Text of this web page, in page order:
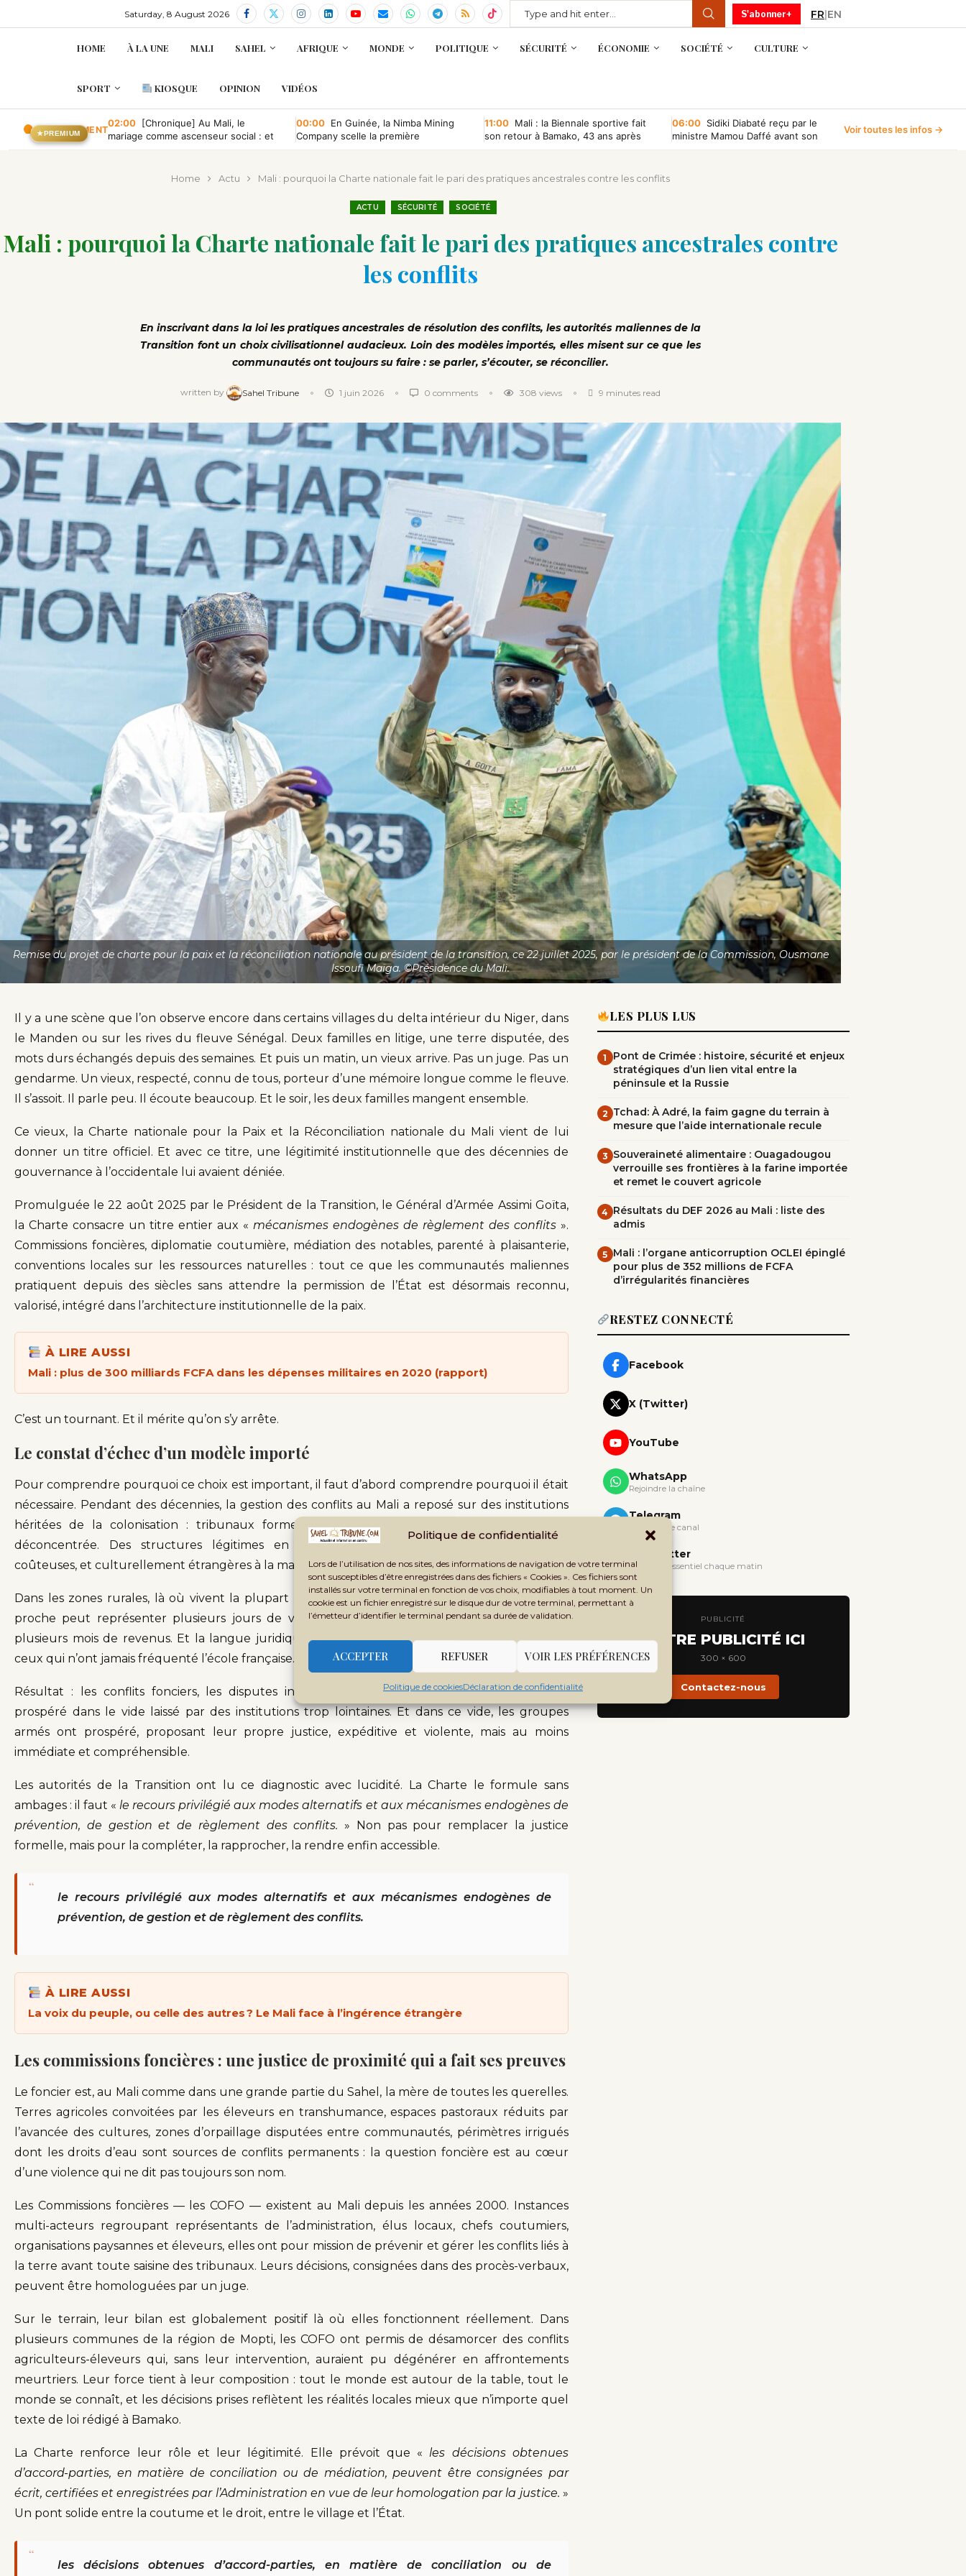
Politique de confidentialité
Lors de l’utilisation de nos sites, des informations de navigation de votre terminal
sont susceptibles d’être enregistrées dans des fichiers « Cookies ». Ces fichiers sont
installés sur votre terminal en fonction de vos choix, modifiables à tout moment. Un
cookie est un fichier enregistré sur le disque dur de votre terminal, permettant à
l’émetteur d’identifier le terminal pendant sa durée de validation.
ACCEPTER REFUSER VOIR LES PRÉFÉRENCES
Politique de cookiesDéclaration de confidentialité
Saturday, 8 August 2026 S'abonner+ FR|EN
HOME À LA UNE MALI SAHEL AFRIQUE MONDE POLITIQUE SÉCURITÉ ÉCONOMIE SOCIÉTÉ CULTURE
SPORT KIOSQUE OPINION VIDÉOS
EN CE MOMENT
★PREMIUM
02:00 [Chronique] Au Mali, le
mariage comme ascenseur social : et
00:00 En Guinée, la Nimba Mining
Company scelle la première
11:00 Mali : la Biennale sportive fait
son retour à Bamako, 43 ans après
06:00 Sidiki Diabaté reçu par le
ministre Mamou Daffé avant son
Voir toutes les infos →
Home Actu Mali : pourquoi la Charte nationale fait le pari des pratiques ancestrales contre les conflits
ACTU SÉCURITÉ SOCIÉTÉ
Mali : pourquoi la Charte nationale fait le pari des pratiques ancestrales contre
les conflits
En inscrivant dans la loi les pratiques ancestrales de résolution des conflits, les autorités maliennes de la
Transition font un choix civilisationnel audacieux. Loin des modèles importés, elles misent sur ce que les
communautés ont toujours su faire : se parler, s’écouter, se réconcilier.
written by Sahel Tribune 1 juin 2026 0 comments 308 views 9 minutes read
Remise du projet de charte pour la paix et la réconciliation nationale au président de la transition, ce 22 juillet 2025, par le président de la Commission, Ousmane
Issoufi Maïga. ©Présidence du Mali.
Il y a une scène que l’on observe encore dans certains villages du delta intérieur du Niger, dans
le Manden ou sur les rives du fleuve Sénégal. Deux familles en litige, une terre disputée, des
mots durs échangés depuis des semaines. Et puis un matin, un vieux arrive. Pas un juge. Pas un
gendarme. Un vieux, respecté, connu de tous, porteur d’une mémoire longue comme le fleuve.
Il s’assoit. Il parle peu. Il écoute beaucoup. Et le soir, les deux familles mangent ensemble.
Ce vieux, la Charte nationale pour la Paix et la Réconciliation nationale du Mali vient de lui
donner un titre officiel. Et avec ce titre, une légitimité institutionnelle que des décennies de
gouvernance à l’occidentale lui avaient déniée.
Promulguée le 22 août 2025 par le Président de la Transition, le Général d’Armée Assimi Goïta,
la Charte consacre un titre entier aux « mécanismes endogènes de règlement des conflits».
Commissions foncières, diplomatie coutumière, médiation des notables, parenté à plaisanterie,
conventions locales sur les ressources naturelles : tout ce que les communautés maliennes
pratiquent depuis des siècles sans attendre la permission de l’État est désormais reconnu,
valorisé, intégré dans l’architecture institutionnelle de la paix.
À LIRE AUSSI
Mali : plus de 300 milliards FCFA dans les dépenses militaires en 2020 (rapport)
C’est un tournant. Et il mérite qu’on s’y arrête.
Le constat d’échec d’un modèle importé
Pour comprendre pourquoi ce choix est important, il faut d’abord comprendre pourquoi il était
nécessaire. Pendant des décennies, la gestion des conflits au Mali a reposé sur des institutions
héritées de la colonisation : tribunaux formels, forces de l’ordre, administration centrale
déconcentrée. Des structures légitimes en théorie, mais souvent inaccessibles, lentes,
coûteuses, et culturellement étrangères à la majorité de la population.
Dans les zones rurales, là où vivent la plupart des Maliens, le chemin vers le tribunal le plus
proche peut représenter plusieurs jours de voyage. Le coût d’un avocat dépasse souvent
plusieurs mois de revenus. Et la langue juridique, abstraite et technique, reste hermétique à
ceux qui n’ont jamais fréquenté l’école française.
Résultat : les conflits fonciers, les disputes intercommunautaires, les litiges pastoraux ont
prospéré dans le vide laissé par des institutions trop lointaines. Et dans ce vide, les groupes
armés ont prospéré, proposant leur propre justice, expéditive et violente, mais au moins
immédiate et compréhensible.
Les autorités de la Transition ont lu ce diagnostic avec lucidité. La Charte le formule sans
ambages : il faut «le recours privilégié aux modes alternatifs et aux mécanismes endogènes de
prévention, de gestion et de règlement des conflits. » Non pas pour remplacer la justice
formelle, mais pour la compléter, la rapprocher, la rendre enfin accessible.
“
le recours privilégié aux modes alternatifs et aux mécanismes endogènes de
prévention, de gestion et de règlement des conflits.
À LIRE AUSSI
La voix du peuple, ou celle des autres ? Le Mali face à l’ingérence étrangère
Les commissions foncières : une justice de proximité qui a fait ses preuves
Le foncier est, au Mali comme dans une grande partie du Sahel, la mère de toutes les querelles.
Terres agricoles convoitées par les éleveurs en transhumance, espaces pastoraux réduits par
l’avancée des cultures, zones d’orpaillage disputées entre communautés, périmètres irrigués
dont les droits d’eau sont sources de conflits permanents : la question foncière est au cœur
d’une violence qui ne dit pas toujours son nom.
Les Commissions foncières — les COFO — existent au Mali depuis les années 2000. Instances
multi-acteurs regroupant représentants de l’administration, élus locaux, chefs coutumiers,
organisations paysannes et éleveurs, elles ont pour mission de prévenir et gérer les conflits liés à
la terre avant toute saisine des tribunaux. Leurs décisions, consignées dans des procès-verbaux,
peuvent être homologuées par un juge.
Sur le terrain, leur bilan est globalement positif là où elles fonctionnent réellement. Dans
plusieurs communes de la région de Mopti, les COFO ont permis de désamorcer des conflits
agriculteurs-éleveurs qui, sans leur intervention, auraient pu dégénérer en affrontements
meurtriers. Leur force tient à leur composition : tout le monde est autour de la table, tout le
monde se connaît, et les décisions prises reflètent les réalités locales mieux que n’importe quel
texte de loi rédigé à Bamako.
La Charte renforce leur rôle et leur légitimité. Elle prévoit que «les décisions obtenues
d’accord-parties, en matière de conciliation ou de médiation, peuvent être consignées par
écrit, certifiées et enregistrées par l’Administration en vue de leur homologation par la justice. »
Un pont solide entre la coutume et le droit, entre le village et l’État.
“
les décisions obtenues d’accord-parties, en matière de conciliation ou de
LES PLUS LUS
1
Pont de Crimée : histoire, sécurité et enjeux
stratégiques d’un lien vital entre la
péninsule et la Russie
2 Tchad: À Adré, la faim gagne du terrain à
mesure que l’aide internationale recule
3 Souveraineté alimentaire : Ouagadougou
verrouille ses frontières à la farine importée
et remet le couvert agricole
4 Résultats du DEF 2026 au Mali : liste des
admis
5 Mali : l’organe anticorruption OCLEI épinglé
pour plus de 352 millions de FCFA
d’irrégularités financières
RESTEZ CONNECTÉ
Facebook
X (Twitter)
YouTube
WhatsApp
Rejoindre la chaîne
Telegram
Rejoindre le canal
Newsletter
Recevoir l'essentiel chaque matin
PUBLICITÉ
VOTRE PUBLICITÉ ICI
300 × 600
Contactez-nous